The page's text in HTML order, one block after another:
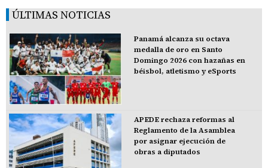
ÚLTIMAS NOTICIAS
Panamá alcanza su octava
medalla de oro en Santo
Domingo 2026 con hazañas en
béisbol, atletismo y eSports
APEDE rechaza reformas al
Reglamento de la Asamblea
por asignar ejecución de
obras a diputados